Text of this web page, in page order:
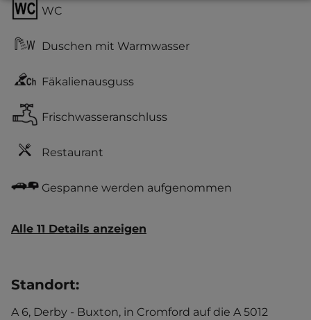
WC
Duschen mit Warmwasser
Fäkalienausguss
Frischwasseranschluss
Restaurant
Gespanne werden aufgenommen
Alle 11 Details anzeigen
Standort:
A 6, Derby - Buxton, in Cromford auf die A 5012